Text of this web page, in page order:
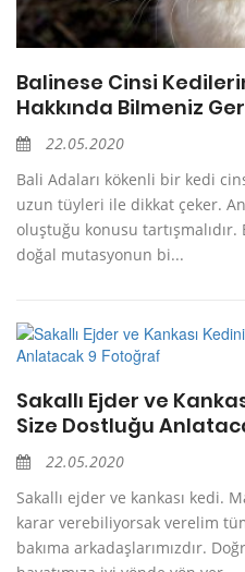
Balinese Cinsi
Hakkında Bilmeniz
22.05.2020
Bali Adaları kökenli bir kedi
uzun tüyleri ile dikkat çeker.
oluştuğu konusu
doğal mutasyonun bi...
Sakallı Ejder ve
Size Dostluğu
22.05.2020
Sakallı ejder ve kankası kedi.
karar verebiliyorsak verelim
bakıma arkadaşlarımızdır.